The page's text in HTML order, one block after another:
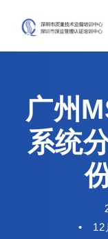
广州
系统
•
12